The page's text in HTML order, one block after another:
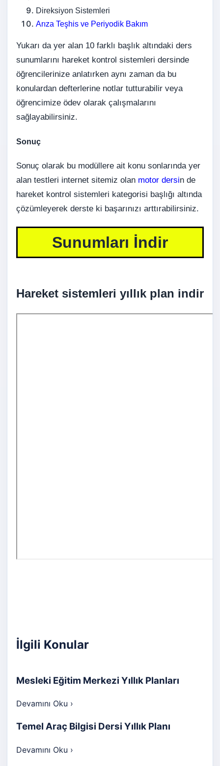
Direksiyon Sistemleri
Arıza Teşhis ve Periyodik Bakım
Yukarı da yer alan 10 farklı başlık altındaki ders
sunumlarını hareket kontrol sistemleri dersinde
öğrencilerinize anlatırken aynı zaman da bu
konulardan defterlerine notlar tutturabilir veya
öğrencimize ödev olarak çalışmalarını
sağlayabilirsiniz.
Sonuç
Sonuç olarak bu modüllere ait konu sonlarında yer
alan testleri internet sitemiz olan motor dersin de
hareket kontrol sistemleri kategorisi başlığı altında
çözümleyerek derste ki başarınızı arttırabilirsiniz.
Sunumları İndir
Hareket sistemleri yıllık plan indir
İlgili Konular
Mesleki Eğitim Merkezi Yıllık Planları
Devamını Oku ›
Temel Araç Bilgisi Dersi Yıllık Planı
Devamını Oku ›